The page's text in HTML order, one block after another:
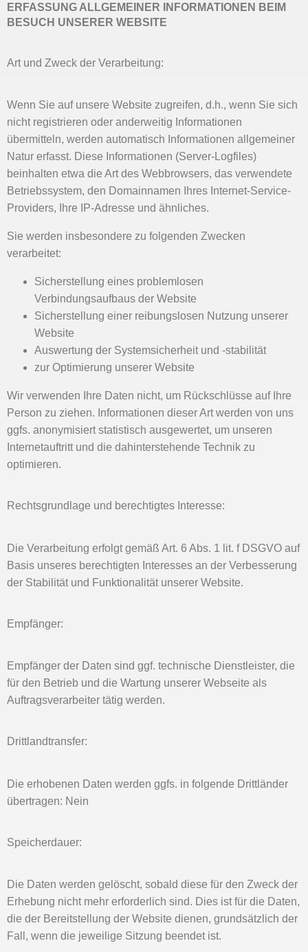
ERFASSUNG ALLGEMEINER INFORMATIONEN BEIM
BESUCH UNSERER WEBSITE
Art und Zweck der Verarbeitung:
Wenn Sie auf unsere Website zugreifen, d.h., wenn Sie sich
nicht registrieren oder anderweitig Informationen
übermitteln, werden automatisch Informationen allgemeiner
Natur erfasst. Diese Informationen (Server-Logfiles)
beinhalten etwa die Art des Webbrowsers, das verwendete
Betriebssystem, den Domainnamen Ihres Internet-Service-
Providers, Ihre IP-Adresse und ähnliches.
Sie werden insbesondere zu folgenden Zwecken
verarbeitet:
Sicherstellung eines problemlosen
Verbindungsaufbaus der Website
Sicherstellung einer reibungslosen Nutzung unserer
Website
Auswertung der Systemsicherheit und -stabilität
zur Optimierung unserer Website
Wir verwenden Ihre Daten nicht, um Rückschlüsse auf Ihre
Person zu ziehen. Informationen dieser Art werden von uns
ggfs. anonymisiert statistisch ausgewertet, um unseren
Internetauftritt und die dahinterstehende Technik zu
optimieren.
Rechtsgrundlage und berechtigtes Interesse:
Die Verarbeitung erfolgt gemäß Art. 6 Abs. 1 lit. f DSGVO auf
Basis unseres berechtigten Interesses an der Verbesserung
der Stabilität und Funktionalität unserer Website.
Empfänger:
Empfänger der Daten sind ggf. technische Dienstleister, die
für den Betrieb und die Wartung unserer Webseite als
Auftragsverarbeiter tätig werden.
Drittlandtransfer:
Die erhobenen Daten werden ggfs. in folgende Drittländer
übertragen: Nein
Speicherdauer:
Die Daten werden gelöscht, sobald diese für den Zweck der
Erhebung nicht mehr erforderlich sind. Dies ist für die Daten,
die der Bereitstellung der Website dienen, grundsätzlich der
Fall, wenn die jeweilige Sitzung beendet ist.